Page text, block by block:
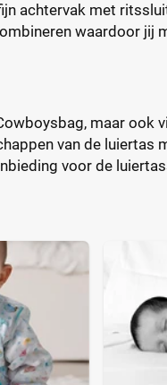
achtervak met
waardoor jij
maar ook
van de luiertas
voor de